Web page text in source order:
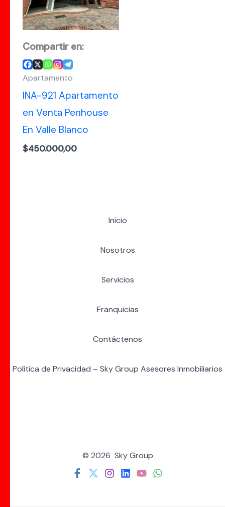
Compartir en:
Apartamento
INA-921 Apartamento
en Venta Penhouse
En Valle Blanco
$450.000,00
Inicio
Nosotros
Servicios
Franquicias
Contáctenos
Política de Privacidad – Sky Group Asesores Inmobiliarios
© 2026 Sky Group